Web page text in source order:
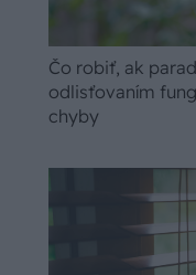
Čo robiť, ak
odlisťovaním
chyby